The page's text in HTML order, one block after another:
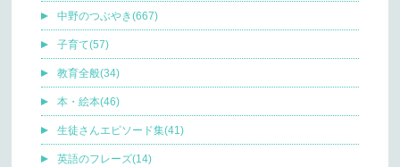
中野のつぶやき(667)
子育て(57)
教育全般(34)
本・絵本(46)
生徒さんエピソード集(41)
英語のフレーズ(14)